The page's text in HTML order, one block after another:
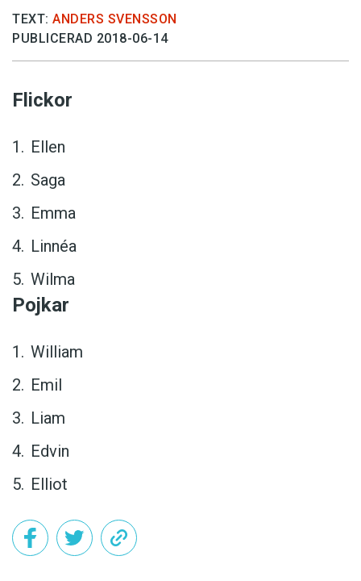
TEXT: ANDERS SVENSSON
PUBLICERAD 2018-06-14
Flickor
Ellen
Saga
Emma
Linnéa
Wilma
Pojkar
William
Emil
Liam
Edvin
Elliot